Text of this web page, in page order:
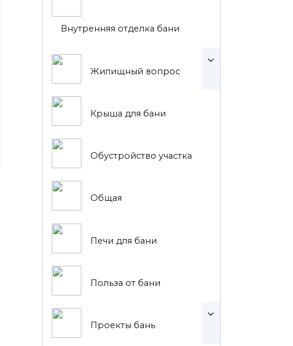
Внутренняя отделка бани
Жилищный вопрос
Крыша для бани
Обустройство участка
Общая
Печи для бани
Польза от бани
Проекты бань